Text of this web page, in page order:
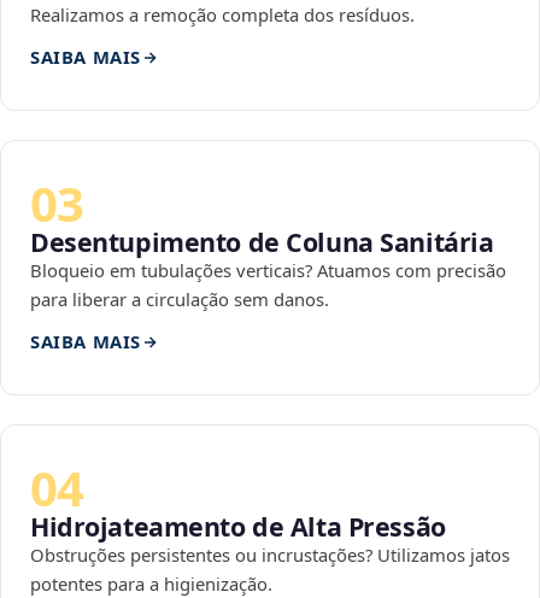
Realizamos a remoção completa dos resíduos.
SAIBA MAIS
03
Desentupimento de Coluna Sanitária
Bloqueio em tubulações verticais? Atuamos com precisão
para liberar a circulação sem danos.
SAIBA MAIS
04
Hidrojateamento de Alta Pressão
Obstruções persistentes ou incrustações? Utilizamos jatos
potentes para a higienização.